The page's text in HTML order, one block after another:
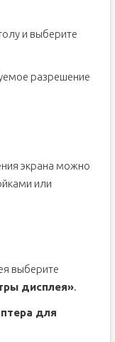
и выберите
разрешение
экрана можно
или
выберите
дисплея».
для